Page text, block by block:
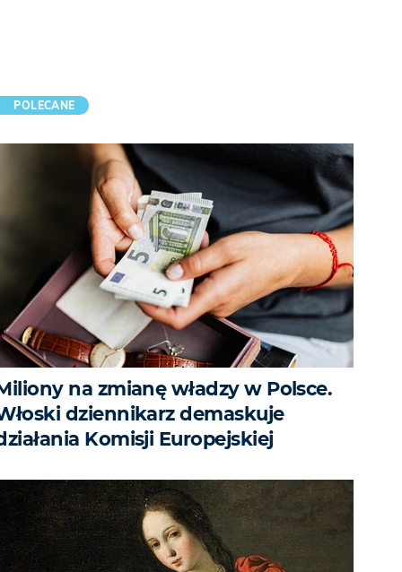
POLECANE
na zmianę władzy w Polsce.
dziennikarz demaskuje
Komisji Europejskiej